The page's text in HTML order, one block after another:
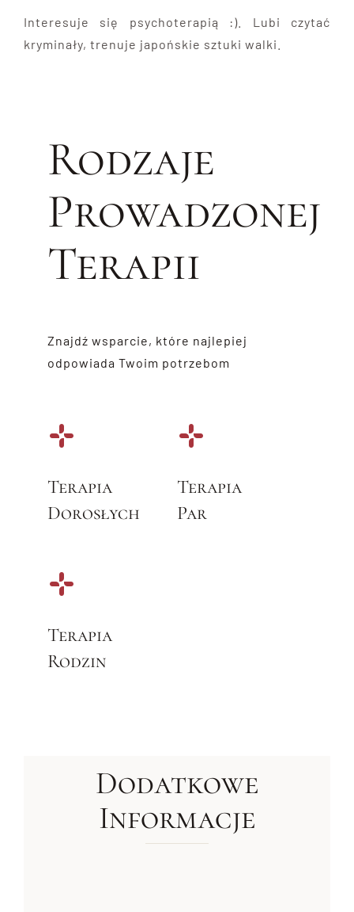
Interesuje się psychoterapią :). Lubi czytać
kryminały, trenuje japońskie sztuki walki.
Rodzaje
Prowadzonej
Terapii
Znajdź wsparcie, które najlepiej
odpowiada Twoim potrzebom
Terapia
Dorosłych
Terapia
Par
Terapia
Rodzin
Dodatkowe
Informacje